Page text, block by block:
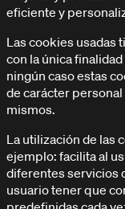
Preguntas frecuentes
eficiente y
Las cookies usadas
con la única
ningún caso estas
de carácter personal
mismos.
La utilización de las
ejemplo: facilita al
diferentes servicios
usuario tener que